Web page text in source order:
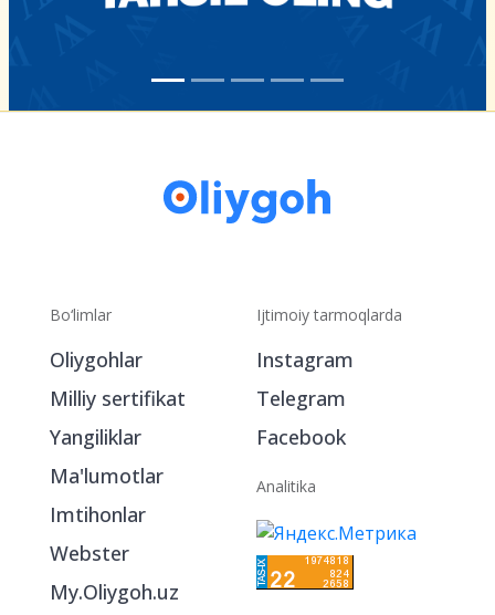
Bo‘limlar
Oliygohlar
Milliy sertifikat
Yangiliklar
Ma'lumotlar
Imtihonlar
Webster
My.Oliygoh.uz
Ijtimoiy tarmoqlarda
Instagram
Telegram
Facebook
Analitika